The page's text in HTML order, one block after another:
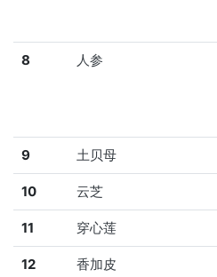
8 人参
9 土贝母
10 云芝
11 穿心莲
12 香加皮